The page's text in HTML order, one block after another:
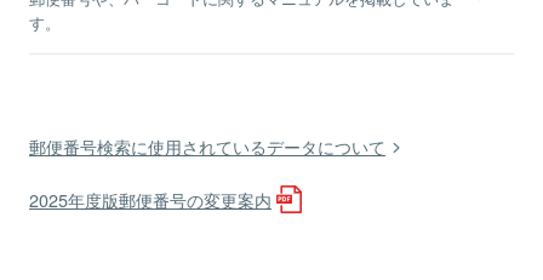
す。
郵便番号検索に使用されているデータについて
2025年度版郵便番号の変更案内